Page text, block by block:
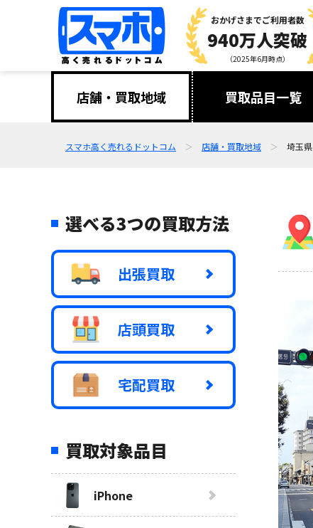
おかげさまでご利用者数
940万人突破
（2025年6月時点）
店舗・買取地域 買取品目一覧
スマホ高く売れるドットコム 店舗・買取地域 埼玉県
選べる3つの買取方法
出張買取
店頭買取
宅配買取
買取対象品目
iPhone